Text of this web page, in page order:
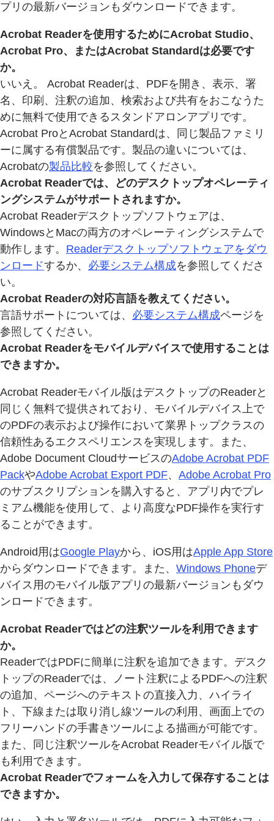
プリの最新バージョンもダウンロードできます。
Acrobat Readerを使用するためにAcrobat Studio、
Acrobat Pro、またはAcrobat Standardは必要です
か。
いいえ。 Acrobat Readerは、PDFを開き、表示、署
名、印刷、注釈の追加、検索および共有をおこなうた
めに無料で使用できるスタンドアロンアプリです。
Acrobat ProとAcrobat Standardは、同じ製品ファミリ
ーに属する有償製品です。製品の違いについては、
Acrobatの製品比較を参照してください。
Acrobat Readerでは、どのデスクトップオペレーティ
ングシステムがサポートされますか。
Acrobat Readerデスクトップソフトウェアは、
WindowsとMacの両方のオペレーティングシステムで
動作します。 Readerデスクトップソフトウェアをダウ
ンロードするか、 必要システム構成を参照してくださ
い。
Acrobat Readerの対応言語を教えてください。
言語サポートについては、 必要システム構成ページを
参照してください。
Acrobat Readerをモバイルデバイスで使用することは
できますか。
Acrobat Readerモバイル版はデスクトップのReaderと
同じく無料で提供されており、モバイルデバイス上で
のPDFの表示および操作において業界トップクラスの
信頼性あるエクスペリエンスを実現します。また、
Adobe Document CloudサービスのAdobe Acrobat PDF
PackやAdobe Acrobat Export PDF、 Adobe Acrobat Pro
のサブスクリプションを購入すると、アプリ内でプレ
ミアム機能を使用して、より高度なPDF操作を実行す
ることができます。
Android用はGoogle Playから、iOS用はApple App Store
からダウンロードできます。また、 Windows Phoneデ
バイス用のモバイル版アプリの最新バージョンもダウ
ンロードできます。
Acrobat Readerではどの注釈ツールを利用できます
か。
ReaderではPDFに簡単に注釈を追加できます。デスク
トップのReaderでは、ノート注釈によるPDFへの注釈
の追加、ページへのテキストの直接入力、ハイライ
ト、下線または取り消し線ツールの利用、画面上での
フリーハンドの手書きツールによる描画が可能です。
また、同じ注釈ツールをAcrobat Readerモバイル版で
も利用できます。
Acrobat Readerでフォームを入力して保存することは
できますか。